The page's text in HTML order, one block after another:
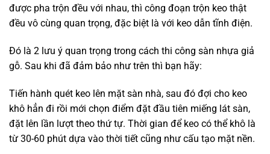
được pha trộn đều với nhau, thì công đoạn trộn keo thật
đều vô cùng quan trọng, đặc biệt là với keo dẫn tĩnh điện.
Đó là 2 lưu ý quan trọng trong cách thi công sàn nhựa giả
gỗ. Sau khi đã đảm bảo như trên thì bạn hãy:
Tiến hành quét keo lên mặt sàn nhà, sau đó đợi cho keo
khô hẳn đi rồi mới chọn điểm đặt đầu tiên miếng lát sàn,
đặt lên lần lượt theo thứ tự. Thời gian để keo có thể khô là
từ 30-60 phút dựa vào thời tiết cũng như cấu tạo mặt nền.